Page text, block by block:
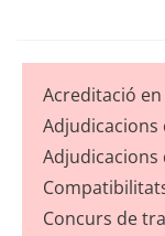
Acreditació
Adjudicacions
Concurs de